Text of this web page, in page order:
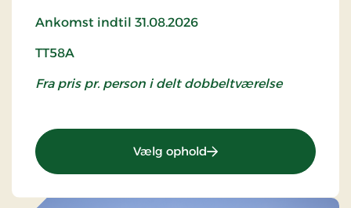
Ankomst indtil 31.08.2026
TT58A
Fra pris pr. person i delt dobbeltværelse
Vælg ophold: TT58a - Idyllic